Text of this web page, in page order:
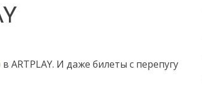
в ARTPLAY. И даже билеты с перепугу